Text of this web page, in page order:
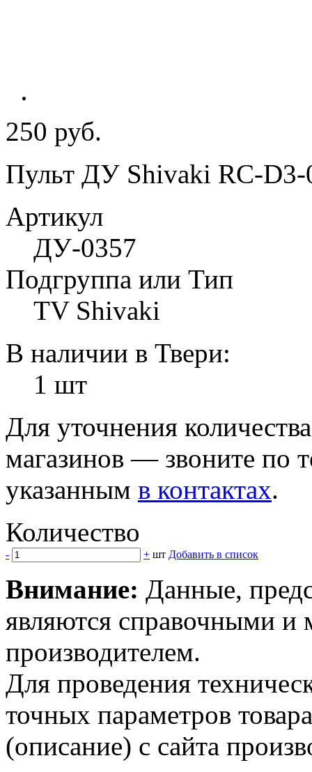
250 руб.
Пульт ДУ Shivaki RC-
Артикул
ДУ-0357
Подгруппа или Тип
TV Shivaki
В наличии в Твери:
1 шт
Для уточнения
магазинов — звоните по
указанным в контактах.
Количество
- + шт Добавить в список
Внимание: Данные,
являются справочными и
производителем.
Для проведения
точных параметров
(описание) с сайта